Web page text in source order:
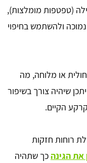
(טפטפות מומלצות),
ולהשתמש בחיפוי
או מלוחה, מה
שיהיה צורך בשיפור
הקיים.
רוחות חזקות
את הגינהכך שתהיה